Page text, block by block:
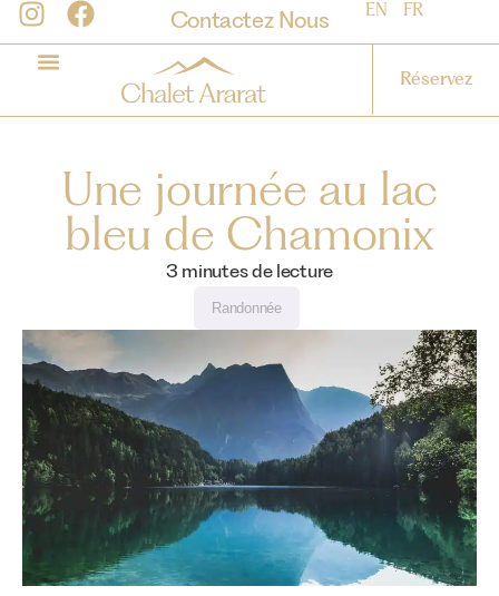
Contactez Nous EN FR
Réservez
Une journée au lac
bleu de Chamonix
3 minutes de lecture
Randonnée